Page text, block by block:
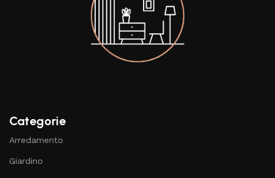
Categorie
Arredamento
Giardino